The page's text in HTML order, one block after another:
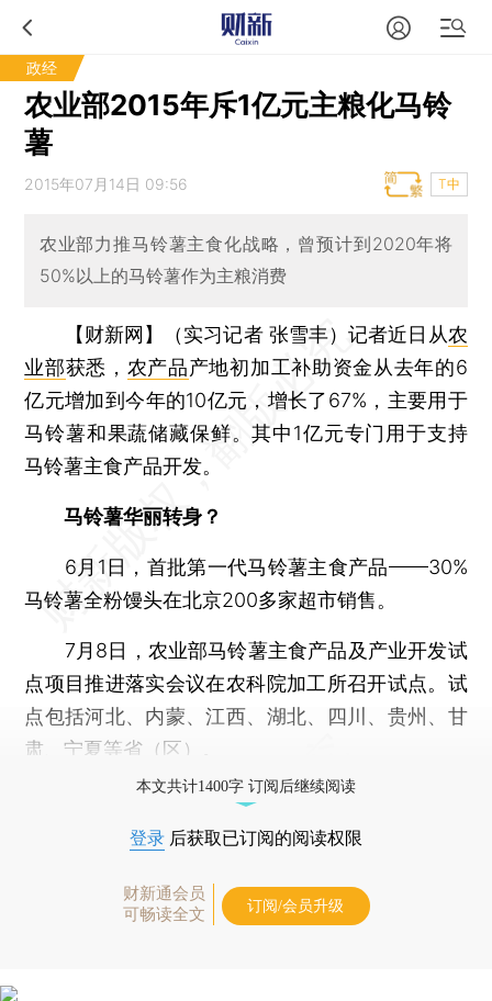
政经
农业部2015年斥1亿元主粮化马铃
薯
2015年07月14日 09:56 T中
农业部力推马铃薯主食化战略，曾预计到2020年将
50%以上的马铃薯作为主粮消费
【财新网】（实习记者 张雪丰）记者近日从农
业部获悉， 农产品产地初加工补助资金从去年的6
亿元增加到今年的10亿元，增长了67%，主要用于
马铃薯和果蔬储藏保鲜。其中1亿元专门用于支持
马铃薯主食产品开发。
马铃薯华丽转身？
6月1日，首批第一代马铃薯主食产品——30%
马铃薯全粉馒头在北京200多家超市销售。
7月8日，农业部马铃薯主食产品及产业开发试
点项目推进落实会议在农科院加工所召开试点。试
点包括河北、内蒙、江西、湖北、四川、贵州、甘
肃、宁夏等省（区）。
本文共计1400字 订阅后继续阅读
登录 后获取已订阅的阅读权限
财新通会员
可畅读全文
订阅/会员升级